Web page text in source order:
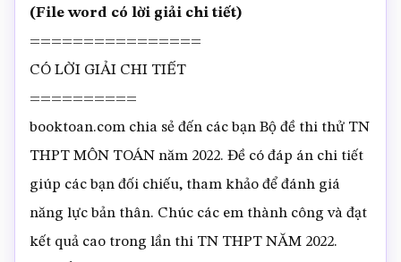
(File word có lời giải chi tiết)
================
CÓ LỜI GIẢI CHI TIẾT
==========
booktoan.com chia sẻ đến các bạn Bộ đề thi thử TN
THPT MÔN TOÁN năm 2022. Đề có đáp án chi tiết
giúp các bạn đối chiếu, tham khảo để đánh giá
năng lực bản thân. Chúc các em thành công và đạt
kết quả cao trong lần thi TN THPT NĂM 2022.